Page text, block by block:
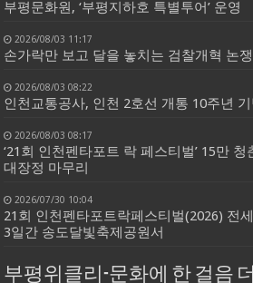
부평문화원, ‘부평지하호 특별투어’ 운영
2026/08/03 11:17
손가락만 보고 달을 놓치는 검찰개혁 논쟁
2026/08/03 08:22
인천교통공사, 인천 2호선 개통 10주년
2026/08/03 08:17
‘21회 인천펜타포트 락 페스티벌’ 15만
대장정 마무리
2026/07/30 10:04
21회 인천펜타포트락페스티벌(2026) 전
3일간 송도달빛축제공원서
부평위클리-문화에 한 걸음 더